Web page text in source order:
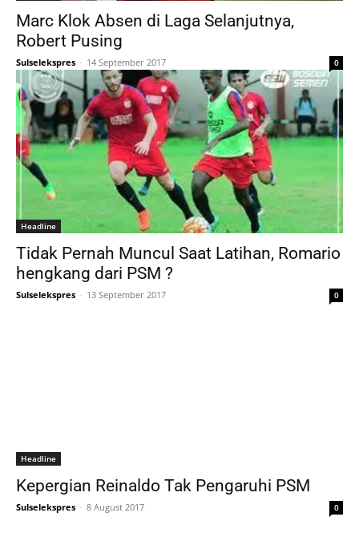
Marc Klok Absen di Laga Selanjutnya,
Robert Pusing
Sulselekspres - 14 September 2017 0
Headline
Tidak Pernah Muncul Saat Latihan, Romario
hengkang dari PSM ?
Sulselekspres - 13 September 2017 0
Headline
Kepergian Reinaldo Tak Pengaruhi PSM
Sulselekspres - 8 August 2017 0